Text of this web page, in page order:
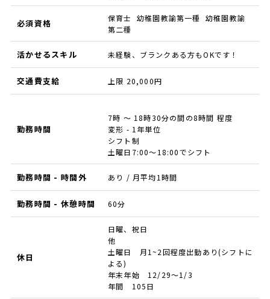
必須資格
保育士 幼稚園教諭第一種 幼稚園教諭
第二種
活かせるスキル 未経験、ブランクある方もOKです！
交通費支給 上限 20,000円
勤務時間
7時 ～ 18時30分の間の8時間 程度
変形 - 1年単位
シフト制
土曜日7:00～18:00でシフト
勤務時間 - 時間外 あり / 月平均1時間
勤務時間 - 休憩時間 60分
休日
日曜、祝日
他
土曜日 月1~2回程度出勤あり(シフトに
よる)
年末年始 12/29～1/3
年間 105日